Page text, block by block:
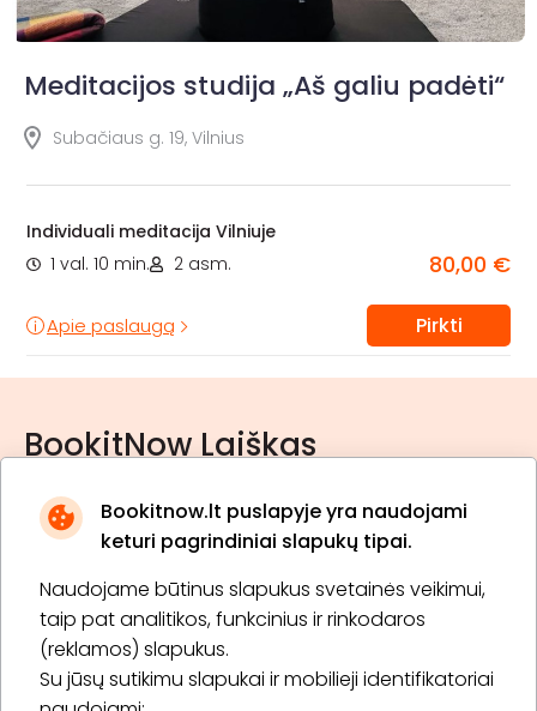
Bookitnow.lt puslapyje yra naudojami
keturi pagrindiniai slapukų tipai.
Naudojame būtinus slapukus svetainės veikimui,
taip pat analitikos, funkcinius ir rinkodaros
(reklamos) slapukus.
Su jūsų sutikimu slapukai ir mobilieji identifikatoriai
Meditacijos studija „Aš galiu padėti“
Subačiaus g. 19, Vilnius
Individuali meditacija Vilniuje
1 val. 10 min.
2 asm. 80,00 €
Apie paslaugą Pirkti
BookitNow Laiškas
* Susipažinau su privatumo politika
Prenumeruoti